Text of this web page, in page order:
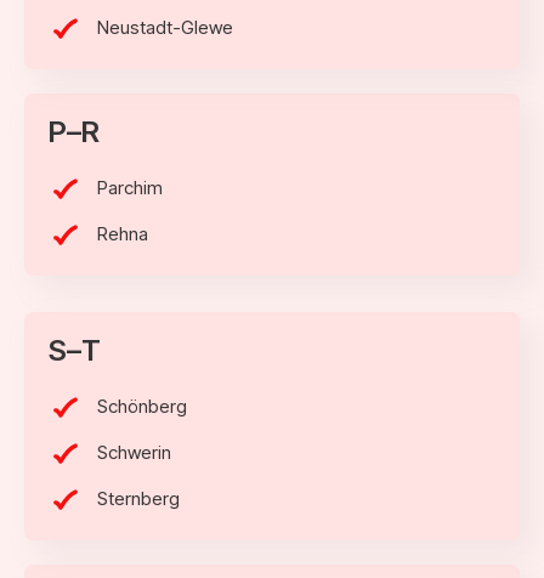
Neustadt-Glewe
P–R
Parchim
Rehna
S–T
Schönberg
Schwerin
Sternberg